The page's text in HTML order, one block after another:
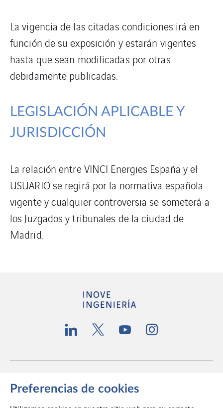
La vigencia de las citadas condiciones irá en
función de su exposición y estarán vigentes
hasta que sean modificadas por otras
debidamente publicadas.
LEGISLACIÓN APLICABLE Y
JURISDICCIÓN
La relación entre VINCI Energies España y el
USUARIO se regirá por la normativa española
vigente y cualquier controversia se someterá a
los Juzgados y tribunales de la ciudad de
Madrid.
Preferencias de cookies